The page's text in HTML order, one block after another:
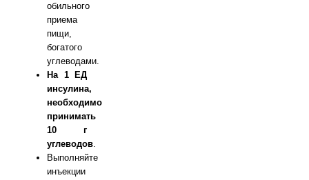
обильного
приема
пищи,
богатого
углеводами.
На 1 ЕД
инсулина,
необходимо
принимать
10 г
углеводов.
Выполняйте
инъекции